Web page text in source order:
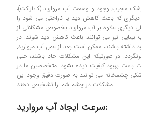
معاينه دقيق توسط چشم پزشك مجرب٬ وجود و وسعت آب مرواريد (کاتاراکت)،
كه باعث كاهش ديد يا ناراحتي مي شود را
ديگري علاوه بر آب مرواريد بخصوص مشكلاتی از
بينايي نیز می توانند باعث كاهش ديد شوند. در
صورتی که اين مشكلات وجود داشته باشند، ممکن است بعد از عمل آب مرواريد٬
در صورتيكه اين مشكلات حاد باشند، حتي
باعث بهبود کیفیت ديده نشود. متخصصین ما در
چشمخانه مي توانند به صورت دقیق وجود اين
مشكلات در چشم شما را تشخیص دهند.
سرعت ایجاد آب مروارید: